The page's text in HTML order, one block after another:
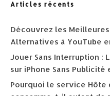
Articles récents
Découvrez les
Alternatives à YouTube
Jouer Sans Interruption :
sur iPhone Sans Publicité
Pourquoi le service Hôte